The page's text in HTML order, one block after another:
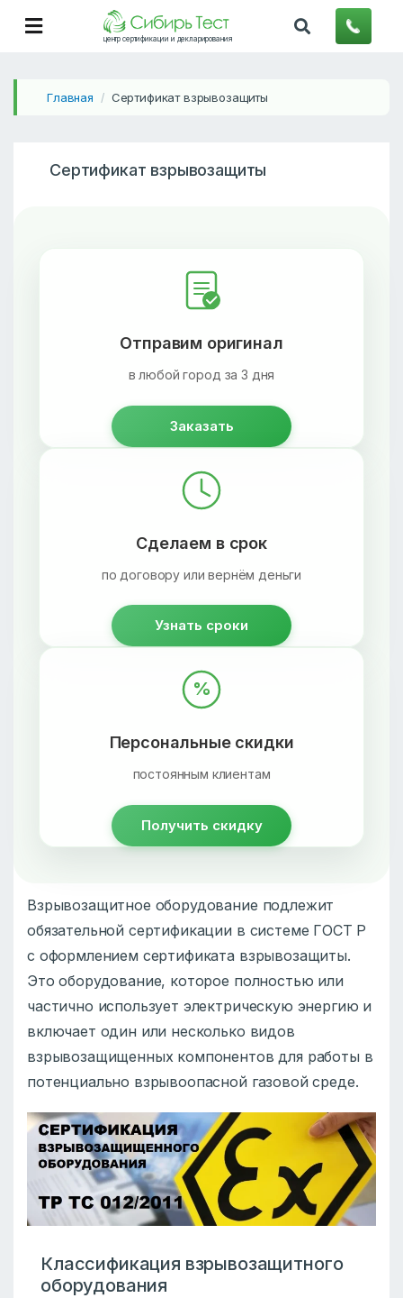
центр сертификации и декларирования
Главная / Сертификат взрывозащиты
Сертификат взрывозащиты
Отправим оригинал
в любой город за 3 дня
Заказать
Сделаем в срок
по договору или вернём деньги
Узнать сроки
%
Персональные скидки
постоянным клиентам
Получить скидку
Взрывозащитное оборудование подлежит
обязательной сертификации в системе ГОСТ Р
с оформлением сертификата взрывозащиты.
Это оборудование, которое полностью или
частично использует электрическую энергию и
включает один или несколько видов
взрывозащищенных компонентов для работы в
потенциально взрывоопасной газовой среде.
Классификация взрывозащитного
оборудования